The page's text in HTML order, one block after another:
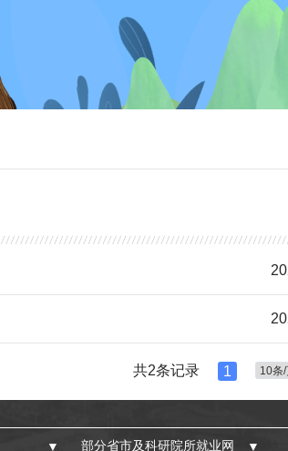
共2条记录 1
▼ 部分省市及科研院所就业网 ▼